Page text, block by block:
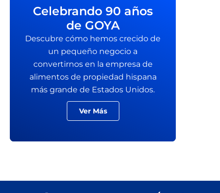
Celebrando 90 años
de GOYA
Descubre cómo hemos crecido de
un pequeño negocio a
convertirnos en la empresa de
alimentos de propiedad hispana
más grande de Estados Unidos.
Ver Más